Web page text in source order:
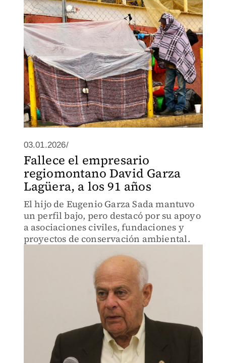
03.01.2026/
Fallece el empresario
regiomontano David Garza
Lagüera, a los 91 años
El hijo de Eugenio Garza Sada mantuvo
un perfil bajo, pero destacó por su apoyo
a asociaciones civiles, fundaciones y
proyectos de conservación ambiental.